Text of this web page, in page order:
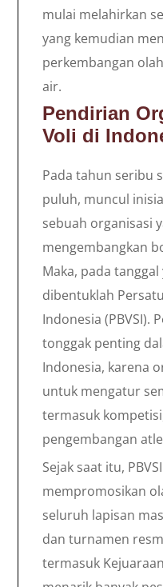
mulai melahirkan
yang kemudian
perkembangan
air.
Pendirian
Voli di
Pada tahun seribu
puluh, muncul
sebuah organisasi
mengembangkan
Maka, pada
dibentuklah
Indonesia (PBVSI).
tonggak penting
Indonesia, karena
untuk mengatur
termasuk
pengembangan
Sejak saat itu,
mempromosikan
seluruh lapisan
dan turnamen
termasuk